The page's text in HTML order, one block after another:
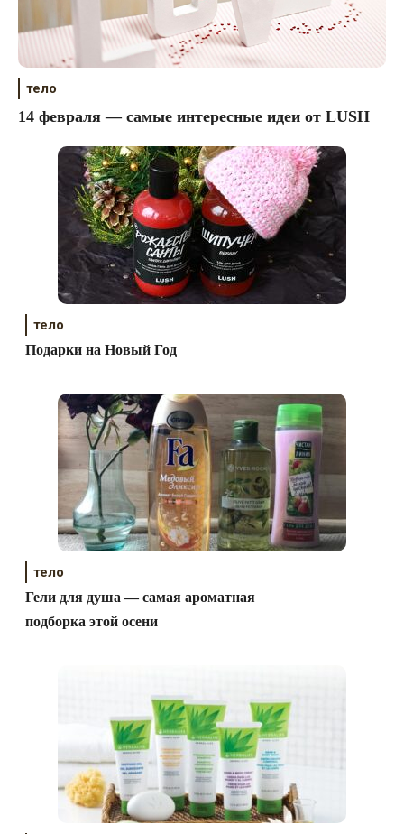
тело
14 февраля — самые интересные идеи от LUSH
тело
Подарки на Новый Год
тело
Гели для душа — самая ароматная
подборка этой осени